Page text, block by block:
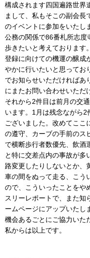
構成されます四国遍路世界
まして、私もそこの副会長
のイベントに参加をいたし
公務の関係で86番札所志度
歩きたいと考えております
登録に向けての機運の醸成
やかに行いたいと思ってお
でお知らせいただければあ
にまたお問い合わせいただ
それから2件目は前月の交
います。1月は残念ながら
ございました。改めてここ
の遵守、カーブの手前のス
で横断歩行者数優先、飲酒
と特に交差点内の事故が多
路変更したりしないとか、
車の間をぬって走る、こう
ので、こういったことをや
スリーレポートで、また知
ームページにアップいたし
機会あるごとにご協力いた
私からは以上です。